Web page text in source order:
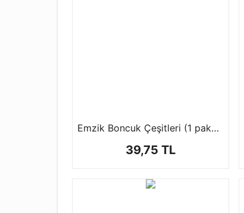
Emzik Boncuk Çeşitleri (1 paket-50 gr)
39,75 TL